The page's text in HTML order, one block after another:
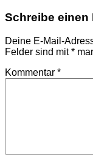
Schreibe einen
Deine E-Mail-
Felder sind mit*
Kommentar *